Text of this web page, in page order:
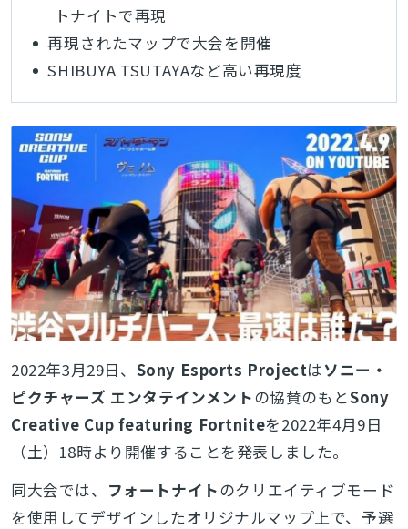
トナイトで再現
再現されたマップで大会を開催
SHIBUYA TSUTAYAなど高い再現度
2022年3月29日、 Sony Esports Projectはソニー・
ピクチャーズ エンタテインメントの協賛のもとSony
Creative Cup featuring Fortniteを2022年4月9日
（土）18時より開催することを発表しました。
同大会では、
フォートナイトのクリエイティブモード
を使用してデザインしたオリジナルマップ上で、予選